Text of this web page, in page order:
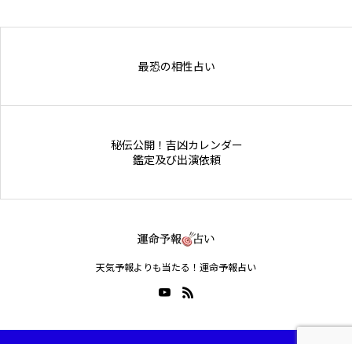
最恐の相性占い
秘伝公開！吉凶カレンダー
鑑定及び出演依頼
天気予報よりも当たる！運命予報占い